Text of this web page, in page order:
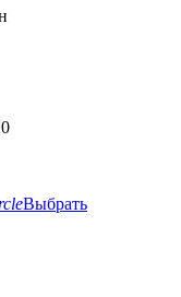
Выбрать